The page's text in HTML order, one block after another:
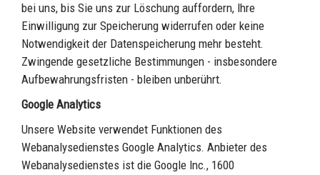
bei uns, bis Sie uns zur Löschung auffordern, Ihre
Einwilligung zur Speicherung widerrufen oder keine
Notwendigkeit der Datenspeicherung mehr besteht.
Zwingende gesetzliche Bestimmungen - insbesondere
Aufbewahrungsfristen - bleiben unberührt.
Google Analytics
Unsere Website verwendet Funktionen des
Webanalysedienstes Google Analytics. Anbieter des
Webanalysedienstes ist die Google Inc., 1600